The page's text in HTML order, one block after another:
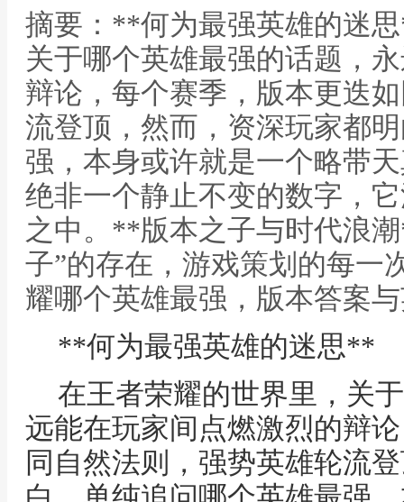
摘要：**何为最强英雄的迷
关于哪个英雄最强的话题，
辩论，每个赛季，版本更迭
流登顶，然而，资深玩家都
强，本身或许就是一个略带
绝非一个静止不变的数字，
之中。**版本之子与时代浪
子”的存在，游戏策划的每一
耀哪个英雄最强，版本答案
**何为最强英雄的迷思**
在王者荣耀的世界里，关
远能在玩家间点燃激烈的辩
同自然法则，强势英雄轮流